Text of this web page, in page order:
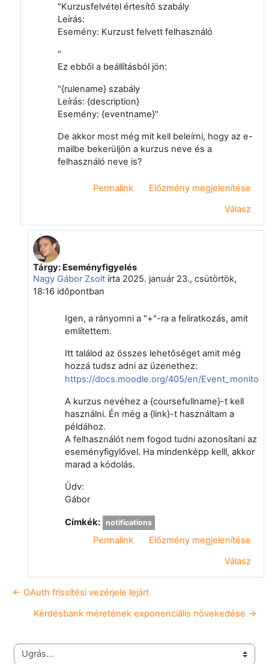
"Kurzusfelvétel értesítő szabály
Leírás:
Esemény: Kurzust felvett felhasználó
"
Ez ebből a beállításból jön:
"{rulename} szabály
Leírás: {description}
Esemény: {eventname}"
De akkor most még mit kell beleírni, hogy az e-
mailbe bekerüljön a kurzus neve és a
felhasználó neve is?
Permalink
Előzmény megjelenítése
Válasz
Válasz erre: Rejtjelek hu
Tárgy: Eseményfigyelés
Nagy Gábor Zsoltírta 2025. január 23., csütörtök,
18:16időpontban
Igen, a rányomni a "+"-ra a feliratkozás, amit
említettem.
Itt találod az összes lehetőséget amit még
hozzá tudsz adni az üzenethez:
https://docs.moodle.org/405/en/
A kurzus nevéhez a {coursefullname}-t kell
használni. Én még a {link}-t használtam a
példához.
A felhasználót nem fogod tudni azonosítani az
eseményfigylővel. Ha mindenképp kelll, akkor
marad a kódolás.
Üdv:
Gábor
Címkék: notifications
Permalink
Előzmény megjelenítése
Válasz
← OAuth frissítési vezérjele lejárt
Kérdésbank méretének exponenciális növekedése →
Ugrás...